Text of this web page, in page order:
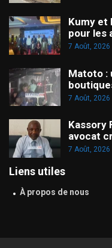
Kumy et
pour les
7 Août, 2026
Matoto :
7 Août, 2026
Kassory
avocat
7 Août, 2026
Liens utiles
À propos de nous